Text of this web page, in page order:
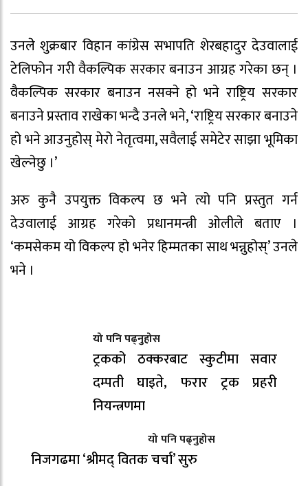
उनलेे शुक्रबार विहान कांग्रेस सभापति शेरबहादुर देउवालाई
टेलिफोन गरी वैकल्पिक सरकार बनाउन आग्रह गरेका छन् ।
वैकल्पिक सरकार बनाउन नसक्ने हो भने राष्ट्रिय सरकार
बनाउने प्रस्ताव राखेका भन्दै उनले भने, ‘राष्ट्रिय सरकार बनाउने
हो भने आउनुहोस् मेरो नेतृत्वमा, सवैलाई समेटेर साझा भूमिका
खेल्नेछु ।’
अरु कुनै उपयुक्त विकल्प छ भने त्यो पनि प्रस्तुत गर्न
देउवालाई आग्रह गरेको प्रधानमन्त्री ओलीले बताए ।
‘कमसेकम यो विकल्प हो भनेर हिम्मतका साथ भन्नुहोस्’ उनले
भने ।
यो पनि पढ्नुहोस
ट्रकको ठक्करबाट स्कुटीमा सवार
दम्पती घाइते, फरार ट्रक प्रहरी
नियन्त्रणमा
यो पनि पढ्नुहोस
निजगढमा ‘श्रीमद् वितक चर्चा’ सुरु